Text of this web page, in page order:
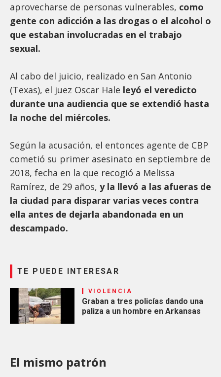
aprovecharse de personas vulnerables, como
gente con adicción a las drogas o el alcohol o
que estaban involucradas en el trabajo
sexual.
Al cabo del juicio, realizado en San Antonio
(Texas), el juez Oscar Hale leyó el veredicto
durante una audiencia que se extendió hasta
la noche del miércoles.
Según la acusación, el entonces agente de CBP
cometió su primer asesinato en septiembre de
2018, fecha en la que recogió a Melissa
Ramírez, de 29 años, y la llevó a las afueras de
la ciudad para disparar varias veces contra
ella antes de dejarla abandonada en un
descampado.
TE PUEDE INTERESAR
VIOLENCIA
Graban a tres policías dando una
paliza a un hombre en Arkansas
El mismo patrón